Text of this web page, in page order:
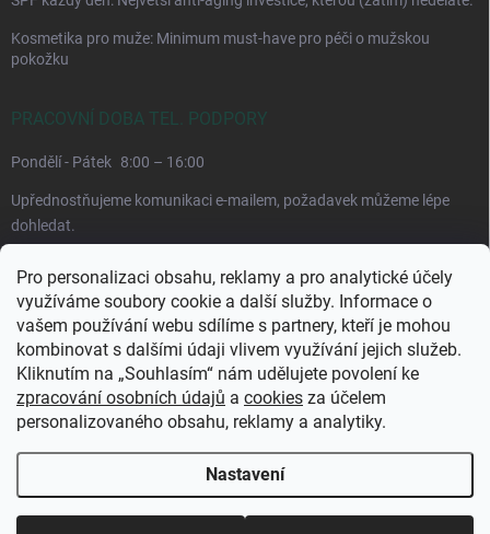
Pro personalizaci obsahu, reklamy a pro analytické účely
využíváme soubory cookie a další služby. Informace o
vašem používání webu sdílíme s partnery, kteří je mohou
kombinovat s dalšími údaji vlivem využívání jejich služeb.
Kliknutím na „Souhlasím“ nám udělujete povolení ke
zpracování osobních údajů a cookies za účelem
personalizovaného obsahu, reklamy a analytiky.
Nastavení
Kosmetika pro muže: Minimum must-have pro péči o mužskou
pokožku
PRACOVNÍ DOBA TEL. PODPORY
Pondělí - Pátek 8:00 – 16:00
Upřednostňujeme komunikaci e-mailem, požadavek můžeme lépe
dohledat.